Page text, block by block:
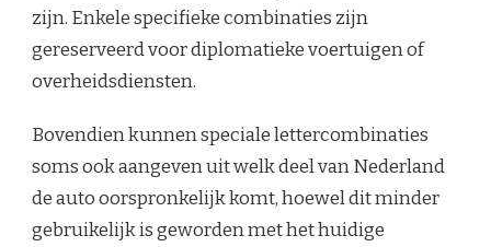
zijn. Enkele specifieke combinaties zijn
gereserveerd voor diplomatieke voertuigen of
overheidsdiensten.
Bovendien kunnen speciale lettercombinaties
soms ook aangeven uit welk deel van Nederland
de auto oorspronkelijk komt, hoewel dit minder
gebruikelijk is geworden met het huidige